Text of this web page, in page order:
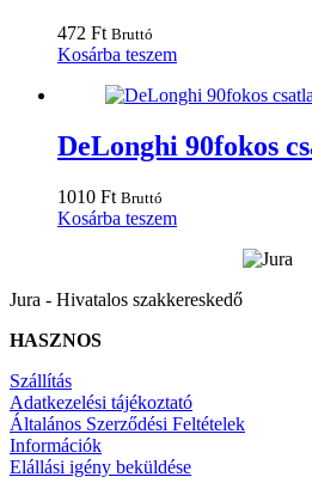
472 Ft Bruttó
Kosárba teszem
DeLonghi 90fokos
1010 Ft Bruttó
Kosárba teszem
Jura - Hivatalos szakkereskedő
HASZNOS
Szállítás
Adatkezelési tájékoztató
Általános Szerződési Feltételek
Információk
Elállási igény beküldése